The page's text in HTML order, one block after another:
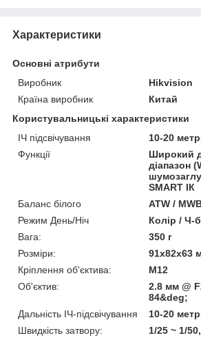
Характеристики
Основні атрибути
Виробник
Hikvision
Країна виробник
Китай
Користувальницькі характеристики
ІЧ підсвічування
10-20
Функції
Широкий
діапазон
SMART ІК
Баланс білого
ATW /
Режим День/Ніч
Колір / Ч-
Вага:
350 г
Розміри:
91х82х63
Кріплення об'єктива:
М12
Об'єктив:
2.8 мм @
84&deg;
Дальність ІЧ-підсвічування
10-20
Швидкість затвору:
1/25 ~ 1/